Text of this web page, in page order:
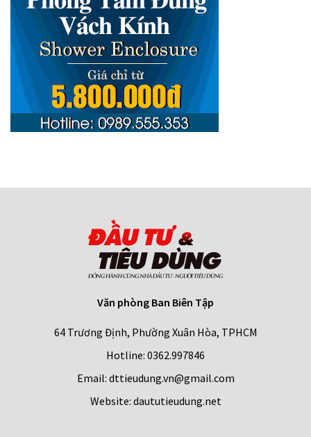
Văn phòng Ban Biên Tập
64 Trương Định, Phường Xuân Hòa, TPHCM
Hotline: 0362.997846
Email: dttieudung.vn@gmail.com
Website: daututieudung.net